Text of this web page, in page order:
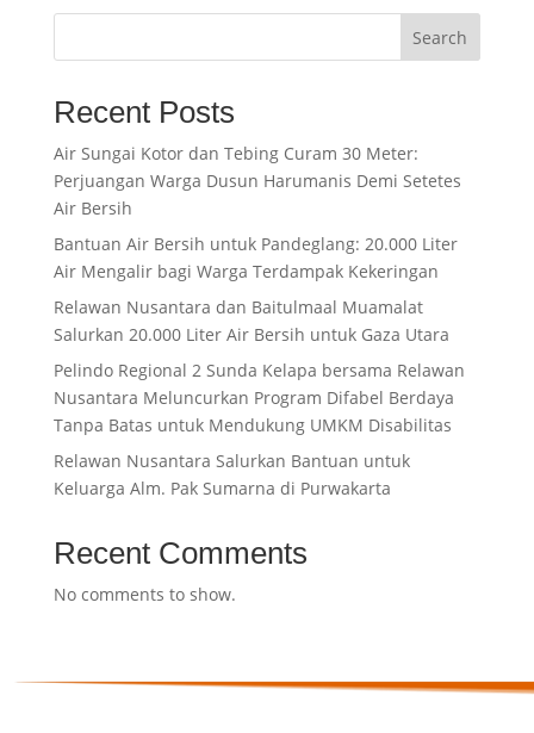
Search
Recent Posts
Air Sungai Kotor dan Tebing Curam 30 Meter:
Perjuangan Warga Dusun Harumanis Demi Setetes
Air Bersih
Bantuan Air Bersih untuk Pandeglang: 20.000 Liter
Air Mengalir bagi Warga Terdampak Kekeringan
Relawan Nusantara dan Baitulmaal Muamalat
Salurkan 20.000 Liter Air Bersih untuk Gaza Utara
Pelindo Regional 2 Sunda Kelapa bersama Relawan
Nusantara Meluncurkan Program Difabel Berdaya
Tanpa Batas untuk Mendukung UMKM Disabilitas
Relawan Nusantara Salurkan Bantuan untuk
Keluarga Alm. Pak Sumarna di Purwakarta
Recent Comments
No comments to show.